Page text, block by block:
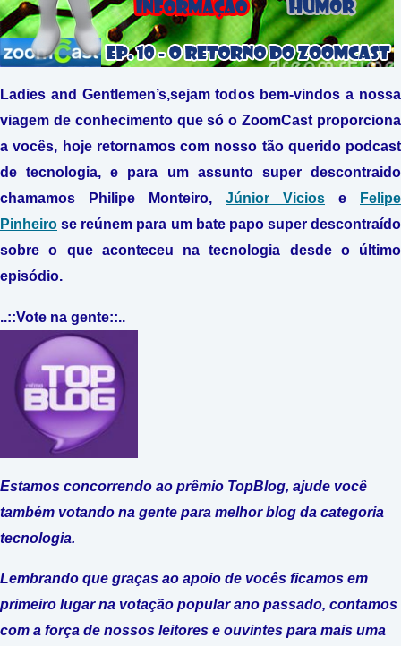
Ladies and Gentlemen’s,sejam todos bem-vindos a nossa
viagem de conhecimento que só o ZoomCast proporciona
a vocês, hoje retornamos com nosso tão querido podcast
de tecnologia, e para um assunto super descontraido
chamamos Philipe Monteiro, Júnior Vicios e
Felipe
Pinheiro se reúnem para um bate papo super descontraído
sobre o que aconteceu na tecnologia desde o último
episódio.
..::Vote na gente::..
Estamos concorrendo ao prêmio TopBlog, ajude você
também votando na gente para melhor blog da categoria
tecnologia.
Lembrando que graças ao apoio de vocês ficamos em
primeiro lugar na votação popular ano passado, contamos
com a força de nossos leitores e ouvintes para mais uma